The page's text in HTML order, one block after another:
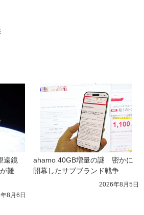
遠鏡
難
8月6日
ahamo 40GB増量の謎　密かに
開幕したサブブランド戦争
2026年8月5日